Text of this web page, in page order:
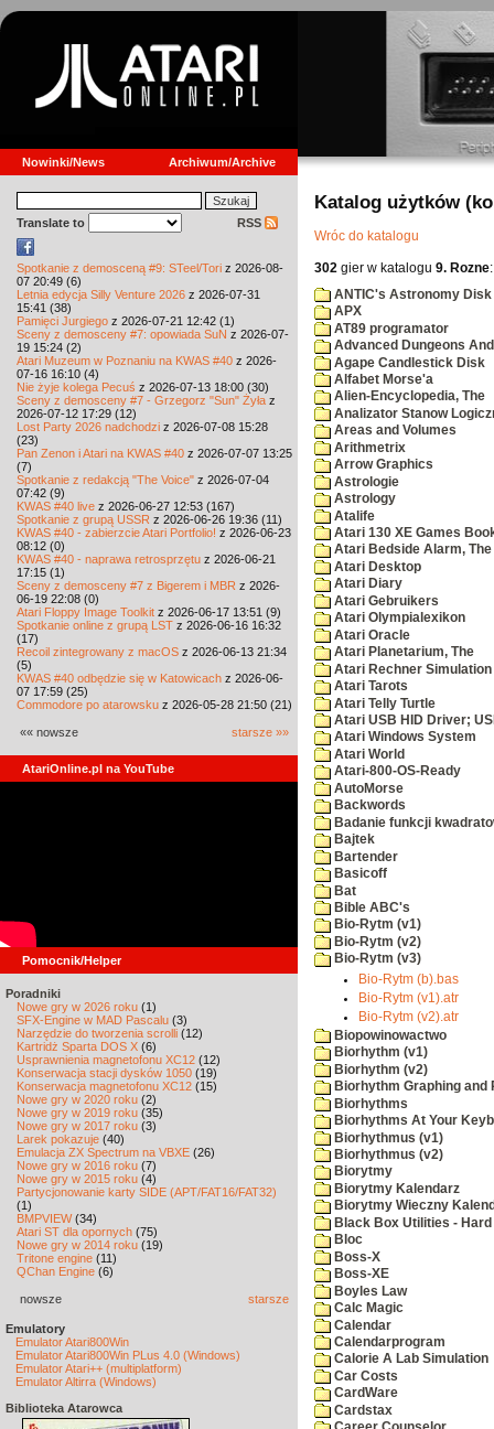
Nowinki/News Archiwum/Archive
Translate to RSS
Spotkanie z demosceną #9: STeel/Tori z 2026-08-
07 20:49 (6)
Letnia edycja Silly Venture 2026 z 2026-07-31
15:41 (38)
Pamięci Jurgiego z 2026-07-21 12:42 (1)
Sceny z demosceny #7: opowiada SuN z 2026-07-
19 15:24 (2)
Atari Muzeum w Poznaniu na KWAS #40 z 2026-
07-16 16:10 (4)
Nie żyje kolega Pecuś z 2026-07-13 18:00 (30)
Sceny z demosceny #7 - Grzegorz "Sun" Żyła z
2026-07-12 17:29 (12)
Lost Party 2026 nadchodzi z 2026-07-08 15:28
(23)
Pan Zenon i Atari na KWAS #40 z 2026-07-07 13:25
(7)
Spotkanie z redakcją "The Voice" z 2026-07-04
07:42 (9)
KWAS #40 live z 2026-06-27 12:53 (167)
Spotkanie z grupą USSR z 2026-06-26 19:36 (11)
KWAS #40 - zabierzcie Atari Portfolio! z 2026-06-23
08:12 (0)
KWAS #40 - naprawa retrosprzętu z 2026-06-21
17:15 (1)
Sceny z demosceny #7 z Bigerem i MBR z 2026-
06-19 22:08 (0)
Atari Floppy Image Toolkit z 2026-06-17 13:51 (9)
Spotkanie online z grupą LST z 2026-06-16 16:32
(17)
Recoil zintegrowany z macOS z 2026-06-13 21:34
(5)
KWAS #40 odbędzie się w Katowicach z 2026-06-
07 17:59 (25)
Commodore po atarowsku z 2026-05-28 21:50 (21)
«« nowsze starsze »»
AtariOnline.pl na YouTube
Pomocnik/Helper
Poradniki
Nowe gry w 2026 roku (1)
SFX-Engine w MAD Pascalu (3)
Narzędzie do tworzenia scrolli (12)
Kartridż Sparta DOS X (6)
Usprawnienia magnetofonu XC12 (12)
Konserwacja stacji dysków 1050 (19)
Konserwacja magnetofonu XC12 (15)
Nowe gry w 2020 roku (2)
Nowe gry w 2019 roku (35)
Nowe gry w 2017 roku (3)
Larek pokazuje (40)
Emulacja ZX Spectrum na VBXE (26)
Nowe gry w 2016 roku (7)
Nowe gry w 2015 roku (4)
Partycjonowanie karty SIDE (APT/FAT16/FAT32)
(1)
BMPVIEW(34)
Atari ST dla opornych (75)
Nowe gry w 2014 roku (19)
Tritone engine (11)
QChan Engine (6)
nowsze starsze
Emulatory
Emulator Atari800Win
Emulator Atari800Win PLus 4.0 (Windows)
Emulator Atari++ (multiplatform)
Emulator Altirra (Windows)
Biblioteka Atarowca
Katalog użytków
Wróc do katalogu
302 gier w katalogu 9. Rozne:
ANTIC's Astronomy Disk
APX
AT89 programator
Advanced Dungeons
Agape Candlestick Disk
Alfabet Morse'a
Alien-Encyclopedia, The
Analizator Stanow
Areas and Volumes
Arithmetrix
Arrow Graphics
Astrologie
Astrology
Atalife
Atari 130 XE Games
Atari Bedside Alarm, The
Atari Desktop
Atari Diary
Atari Gebruikers
Atari Olympialexikon
Atari Oracle
Atari Planetarium, The
Atari Rechner Simulation
Atari Tarots
Atari Telly Turtle
Atari USB HID Driver;
Atari Windows System
Atari World
Atari-800-OS-Ready
AutoMorse
Backwords
Badanie funkcji
Bajtek
Bartender
Basicoff
Bat
Bible ABC's
Bio-Rytm (v1)
Bio-Rytm (v2)
Bio-Rytm (v3)
Bio-Rytm (b).bas
Bio-Rytm (v1).atr
Bio-Rytm (v2).atr
Biopowinowactwo
Biorhythm (v1)
Biorhythm (v2)
Biorhythm Graphing and
Biorhythms
Biorhythms At Your
Biorhythmus (v1)
Biorhythmus (v2)
Biorytmy
Biorytmy Kalendarz
Biorytmy Wieczny
Black Box Utilities -
Bloc
Boss-X
Boss-XE
Boyles Law
Calc Magic
Calendar
Calendarprogram
Calorie A Lab Simulation
Car Costs
CardWare
Cardstax